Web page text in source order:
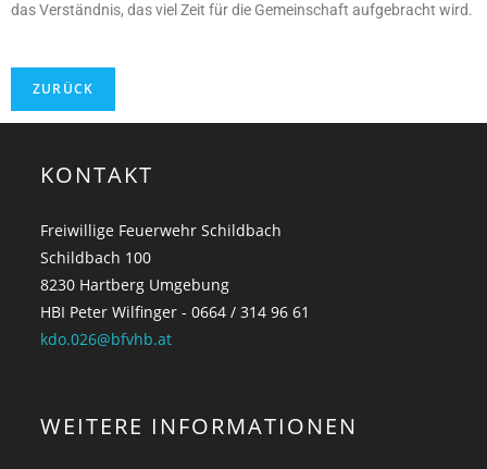
das Verständnis, das viel Zeit für die Gemeinschaft aufgebracht wird.
KONTAKT
Freiwillige Feuerwehr Schildbach
Schildbach 100
8230 Hartberg Umgebung
HBI Peter Wilfinger - 0664 / 314 96 61
kdo.026@bfvhb.at
WEITERE INFORMATIONEN